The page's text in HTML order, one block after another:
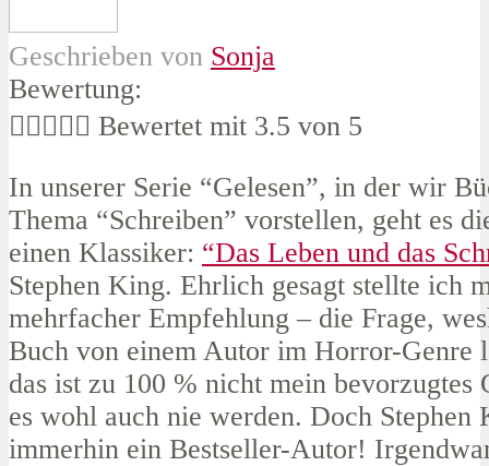
Geschrieben von Sonja
Bewertung:
 Bewertet mit 3.5 von 5
In unserer Serie “Gelesen”, in der wir
Thema “Schreiben” vorstellen, geht es
einen Klassiker: “Das Leben und das
Stephen King. Ehrlich gesagt stellte ich
mehrfacher Empfehlung – die Frage,
Buch von einem Autor im Horror-Genre
das ist zu 100 % nicht mein bevorzugtes
es wohl auch nie werden. Doch Stephen
immerhin ein Bestseller-Autor!